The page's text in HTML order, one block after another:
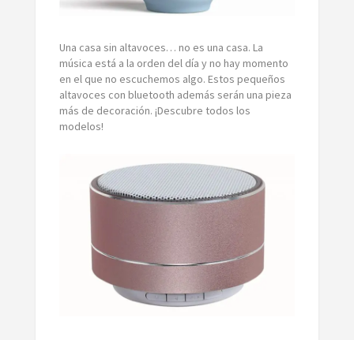
Una casa sin altavoces… no es una casa. La
música está a la orden del día y no hay momento
en el que no escuchemos algo. Estos pequeños
altavoces con bluetooth además serán una pieza
más de decoración. ¡Descubre todos los
modelos!